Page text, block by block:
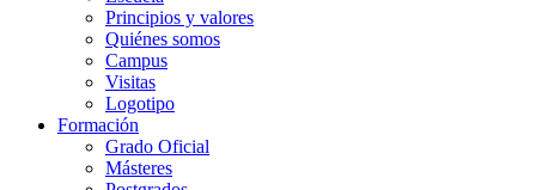
Principios y valores
Quiénes somos
Campus
Visitas
Logotipo
Formación
Grado Oficial
Másteres